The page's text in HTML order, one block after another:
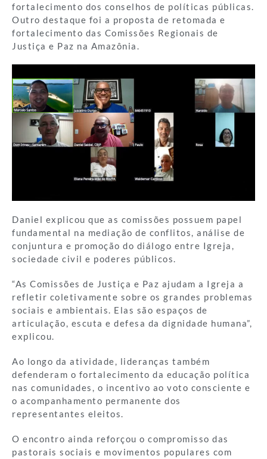
fortalecimento dos conselhos de políticas públicas.
Outro destaque foi a proposta de retomada e
fortalecimento das Comissões Regionais de
Justiça e Paz na Amazônia.
Daniel explicou que as comissões possuem papel
fundamental na mediação de conflitos, análise de
conjuntura e promoção do diálogo entre Igreja,
sociedade civil e poderes públicos.
“As Comissões de Justiça e Paz ajudam a Igreja a
refletir coletivamente sobre os grandes problemas
sociais e ambientais. Elas são espaços de
articulação, escuta e defesa da dignidade humana”,
explicou.
Ao longo da atividade, lideranças também
defenderam o fortalecimento da educação política
nas comunidades, o incentivo ao voto consciente e
o acompanhamento permanente dos
representantes eleitos.
O encontro ainda reforçou o compromisso das
pastorais sociais e movimentos populares com